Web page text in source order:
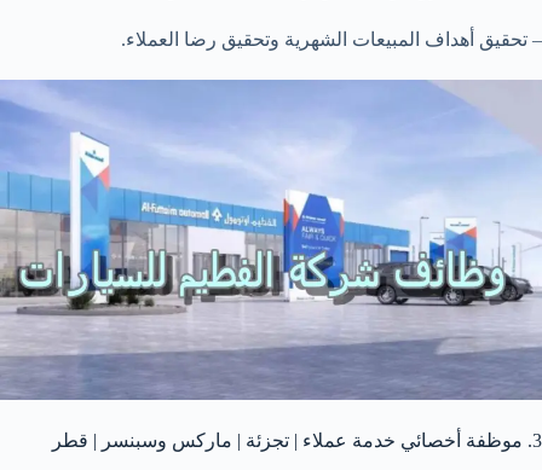
– تحقيق أهداف المبيعات الشهرية وتحقيق رضا العملاء.
3. موظفة أخصائي خدمة عملاء | تجزئة | ماركس وسبنسر | قطر